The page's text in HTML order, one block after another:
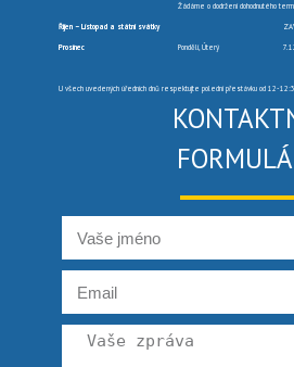
Žádáme o dodržení dohodnutého
Říjen – Listopad a státní svátky
Prosinec Pondělí, Úterý
U všech uvedených úředních dnů respektujte polední přestávku od 12-